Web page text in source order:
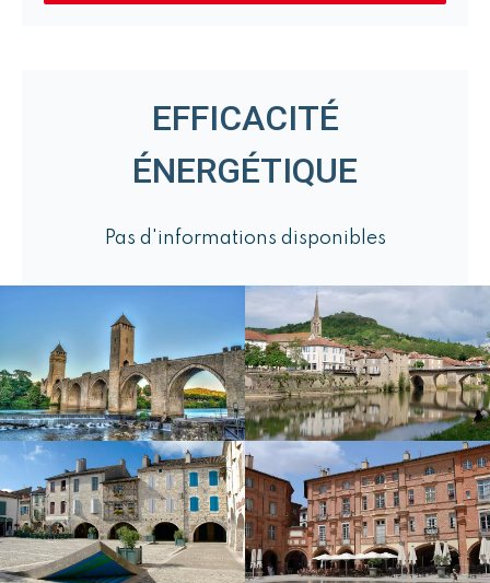
EFFICACITÉ
ÉNERGÉTIQUE
Pas d'informations disponibles